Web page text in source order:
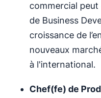
commercial
de Business
croissance de
nouveaux
à l'international.
Chef(fe) de